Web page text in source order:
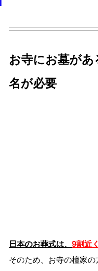
お寺にお墓があ
名が必要
日本のお葬式は、 9割近
そのため、お寺の檀家の